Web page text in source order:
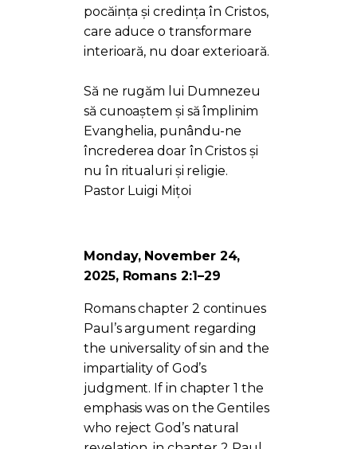
pocăința și credința în Cristos,
care aduce o transformare
interioară, nu doar exterioară.
Să ne rugăm lui Dumnezeu
să cunoaștem și să împlinim
Evanghelia, punându-ne
încrederea doar în Cristos și
nu în ritualuri și religie.
Pastor Luigi Mițoi
Monday, November 24,
2025, Romans 2:1–29
Romans chapter 2 continues
Paul’s argument regarding
the universality of sin and the
impartiality of God’s
judgment. If in chapter 1 the
emphasis was on the Gentiles
who reject God’s natural